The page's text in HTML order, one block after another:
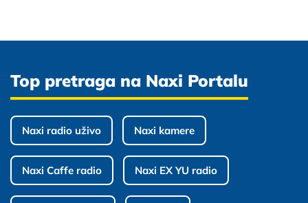
Top pretraga na Naxi Portalu
Naxi radio uživo Naxi kamere
Naxi Caffe radio Naxi EX YU radio